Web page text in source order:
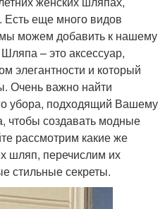
еще много видов
можем добавить к нашему
– это аксессуар,
элегантности и который
Очень важно найти
убора, подходящий Вашему
создавать модные
рассмотрим какие же
шляп, перечислим их
стильные секреты.